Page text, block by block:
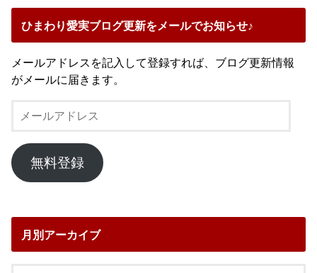
ひまわり愛実ブログ更新をメールでお知らせ♪
メールアドレスを記入して登録すれば、ブログ更新情報
がメールに届きます。
ー
ル
ア
ド
無料登録
月別アーカイブ